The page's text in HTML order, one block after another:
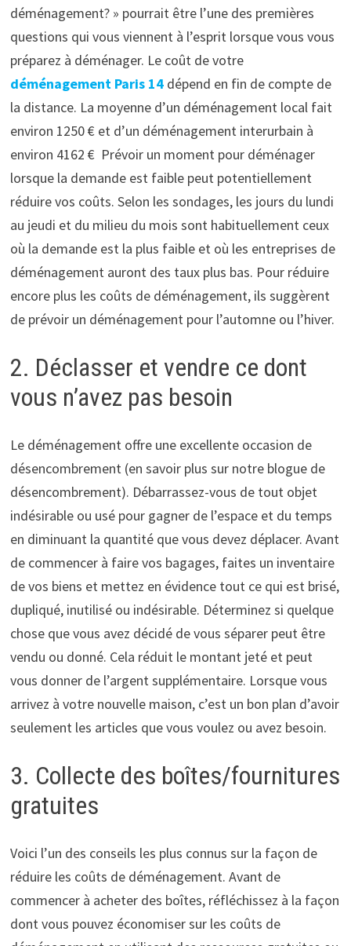
déménagement? » pourrait être l’une des premières
questions qui vous viennent à l’esprit lorsque vous vous
préparez à déménager. Le coût de votre
déménagement Paris 14 dépend en fin de compte de
la distance. La moyenne d’un déménagement local fait
environ 1250 € et d’un déménagement interurbain à
environ 4162 € Prévoir un moment pour déménager
lorsque la demande est faible peut potentiellement
réduire vos coûts. Selon les sondages, les jours du lundi
au jeudi et du milieu du mois sont habituellement ceux
où la demande est la plus faible et où les entreprises de
déménagement auront des taux plus bas. Pour réduire
encore plus les coûts de déménagement, ils suggèrent
de prévoir un déménagement pour l’automne ou l’hiver.
2. Déclasser et vendre ce dont
vous n’avez pas besoin
Le déménagement offre une excellente occasion de
désencombrement (en savoir plus sur notre blogue de
désencombrement). Débarrassez-vous de tout objet
indésirable ou usé pour gagner de l’espace et du temps
en diminuant la quantité que vous devez déplacer. Avant
de commencer à faire vos bagages, faites un inventaire
de vos biens et mettez en évidence tout ce qui est brisé,
dupliqué, inutilisé ou indésirable. Déterminez si quelque
chose que vous avez décidé de vous séparer peut être
vendu ou donné. Cela réduit le montant jeté et peut
vous donner de l’argent supplémentaire. Lorsque vous
arrivez à votre nouvelle maison, c’est un bon plan d’avoir
seulement les articles que vous voulez ou avez besoin.
3. Collecte des boîtes/fournitures
gratuites
Voici l’un des conseils les plus connus sur la façon de
réduire les coûts de déménagement. Avant de
commencer à acheter des boîtes, réfléchissez à la façon
dont vous pouvez économiser sur les coûts de